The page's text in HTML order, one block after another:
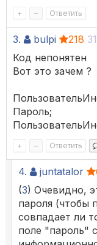
+ – Ответить
3. bulpi 218
Код непонятен
Вот это зачем ?
Пароль;
+ – Ответить
4. juntatalor
(3) Очевидно,
пароля (чтобы
совпадает ли
поле "пароль"